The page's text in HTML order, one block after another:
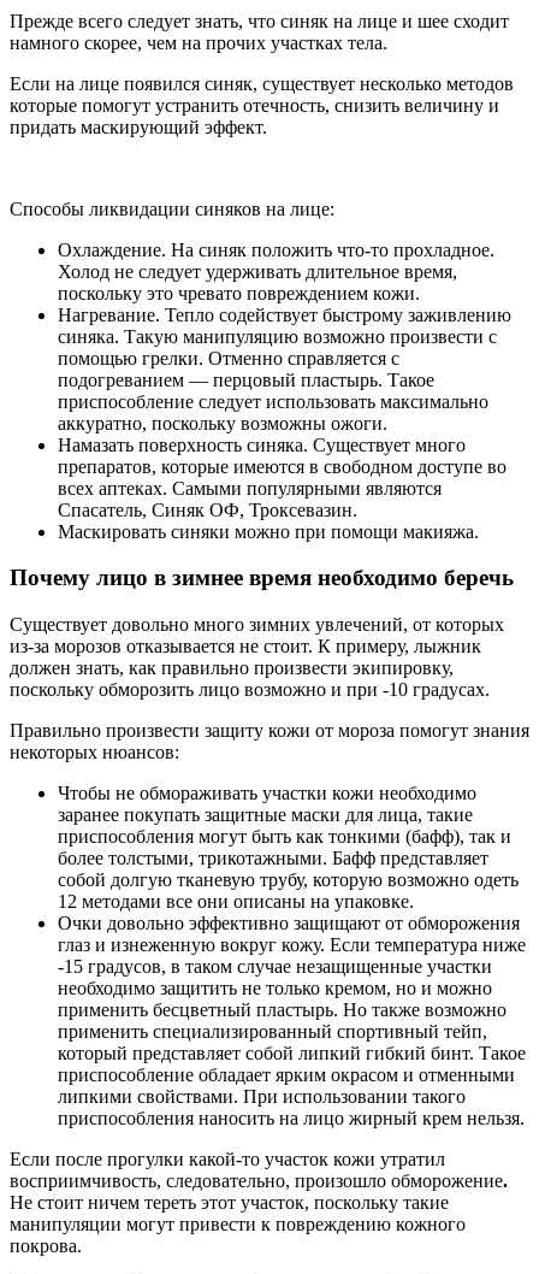
Прежде всего следует знать, что синяк на лице и шее сходит
намного скорее, чем на прочих участках тела.
Если на лице появился синяк, существует несколько методов
которые помогут устранить отечность, снизить величину и
придать маскирующий эффект.
Способы ликвидации синяков на лице:
Охлаждение. На синяк положить что-то прохладное.
Холод не следует удерживать длительное время,
поскольку это чревато повреждением кожи.
Нагревание. Тепло содействует быстрому заживлению
синяка. Такую манипуляцию возможно произвести с
помощью грелки. Отменно справляется с
подогреванием — перцовый пластырь. Такое
приспособление следует использовать максимально
аккуратно, поскольку возможны ожоги.
Намазать поверхность синяка. Существует много
препаратов, которые имеются в свободном доступе во
всех аптеках. Самыми популярными являются
Спасатель, Синяк ОФ, Троксевазин.
Маскировать синяки можно при помощи макияжа.
Почему лицо в зимнее время необходимо беречь
Существует довольно много зимних увлечений, от которых
из-за морозов отказывается не стоит. К примеру, лыжник
должен знать, как правильно произвести экипировку,
поскольку обморозить лицо возможно и при -10 градусах.
Правильно произвести защиту кожи от мороза помогут знания
некоторых нюансов:
Чтобы не обмораживать участки кожи необходимо
заранее покупать защитные маски для лица, такие
приспособления могут быть как тонкими (бафф), так и
более толстыми, трикотажными. Бафф представляет
собой долгую тканевую трубу, которую возможно одеть
12 методами все они описаны на упаковке.
Очки довольно эффективно защищают от обморожения
глаз и изнеженную вокруг кожу. Если температура ниже
-15 градусов, в таком случае незащищенные участки
необходимо защитить не только кремом, но и можно
применить бесцветный пластырь. Но также возможно
применить специализированный спортивный тейп,
который представляет собой липкий гибкий бинт. Такое
приспособление обладает ярким окрасом и отменными
липкими свойствами. При использовании такого
приспособления наносить на лицо жирный крем нельзя.
Если после прогулки какой-то участок кожи утратил
восприимчивость, следовательно, произошло обморожение.
Не стоит ничем тереть этот участок, поскольку такие
манипуляции могут привести к повреждению кожного
покрова.